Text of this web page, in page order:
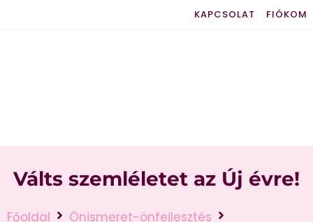
KAPCSOLAT FIÓKOM
Válts szemléletet az Új évre!
Főoldal
Önismeret-önfejlesztés